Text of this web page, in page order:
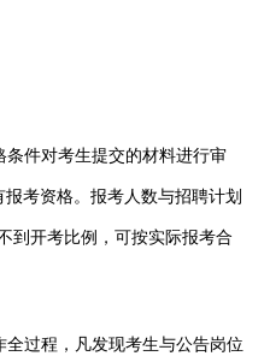
件对考生提交的材料进行审
考资格。报考人数与招聘计划
到开考比例，可按实际报考合
过程，凡发现考生与公告岗位